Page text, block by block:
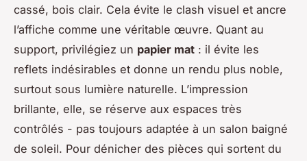
cassé, bois clair. Cela évite le clash visuel et ancre
l’affiche comme une véritable œuvre. Quant au
support, privilégiez un papier mat : il évite les
reflets indésirables et donne un rendu plus noble,
surtout sous lumière naturelle. L’impression
brillante, elle, se réserve aux espaces très
contrôlés - pas toujours adaptée à un salon baigné
de soleil. Pour dénicher des pièces qui sortent du